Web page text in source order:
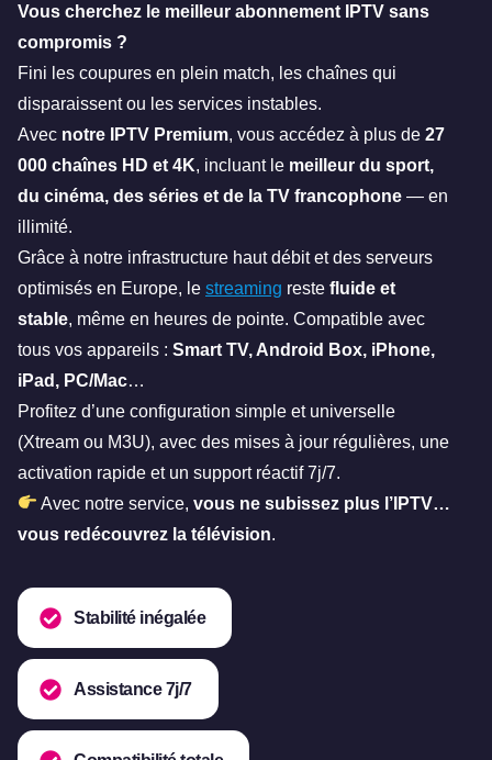
Vous cherchez le meilleur abonnement IPTV sans
compromis ?
Fini les coupures en plein match, les chaînes qui
disparaissent ou les services instables.
Avec notre IPTV Premium, vous accédez à plus de 27
000 chaînes HD et 4K, incluant le meilleur du sport,
du cinéma, des séries et de la TV francophone — en
illimité.
Grâce à notre infrastructure haut débit et des serveurs
optimisés en Europe, le streaming reste fluide et
stable, même en heures de pointe. Compatible avec
tous vos appareils : Smart TV, Android Box, iPhone,
iPad, PC/Mac…
Profitez d’une configuration simple et universelle
(Xtream ou M3U), avec des mises à jour régulières, une
activation rapide et un support réactif 7j/7.
Avec notre service,vous ne subissez plus l’IPTV…
vous redécouvrez la télévision.
Stabilité inégalée
Assistance 7j/7